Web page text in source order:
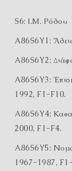
S6: Ι.Μ. Ρόδου
A86S6Y1:
A86S6Y2:
A86S6Y3:
1992, F1-F10.
A86S6Y4:
2000, F1-F4.
A86S6Y5:
1967-1987,